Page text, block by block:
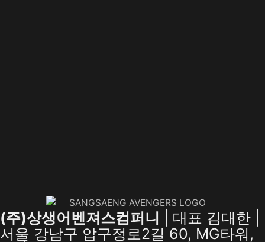
(주)상생어벤져스컴퍼니 | 대표 김대한 |
서울 강남구 압구정로2길 60, MG타워,